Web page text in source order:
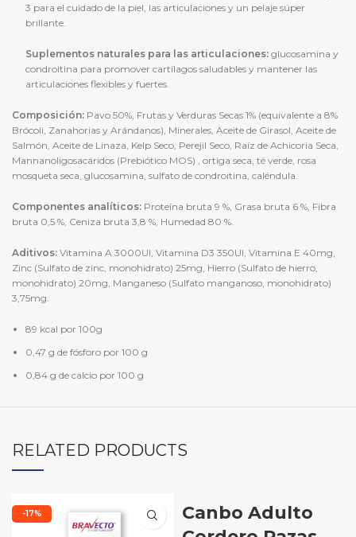
3 para el cuidado de la piel, las articulaciones y un pelaje súper
brillante.
Suplementos naturales para las articulaciones: glucosamina y
condroitina para promover cartílagos saludables y mantener las
articulaciones flexibles y fuertes.
Composición: Pavo 50%, Frutas y Verduras Secas 1% (equivalente a 8%
Brócoli, Zanahorias y Arándanos), Minerales, Aceite de Girasol, Aceite de
Salmón, Aceite de Linaza, Kelp Seco, Perejil Seco, Raíz de Achicoria Seca,
Mannanoligosacáridos (Prebiótico MOS) , ortiga seca, té verde, rosa
mosqueta seca, glucosamina, sulfato de condroitina, caléndula.
Componentes analíticos: Proteína bruta 9 %, Grasa bruta 6 %, Fibra
bruta 0,5 %, Ceniza bruta 3,8 %, Humedad 80 %.
Aditivos: Vitamina A 3000UI, Vitamina D3 350UI, Vitamina E 40mg,
Zinc (Sulfato de zinc, monohidrato) 25mg, Hierro (Sulfato de hierro,
monohidrato) 20mg, Manganeso (Sulfato manganoso, monohidrato)
3,75mg.
89 kcal por 100g
0,47 g de fósforo por 100 g
0,84 g de calcio por 100 g
RELATED PRODUCTS
-17%
Canbo Adulto